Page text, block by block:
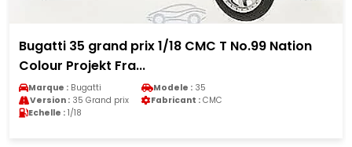
Bugatti 35 grand prix 1/18 CMC T No.99 Nation
Colour Projekt Fra...
Marque : Bugatti Modele : 35
Version : 35 Grand prix Fabricant : CMC
Echelle : 1/18